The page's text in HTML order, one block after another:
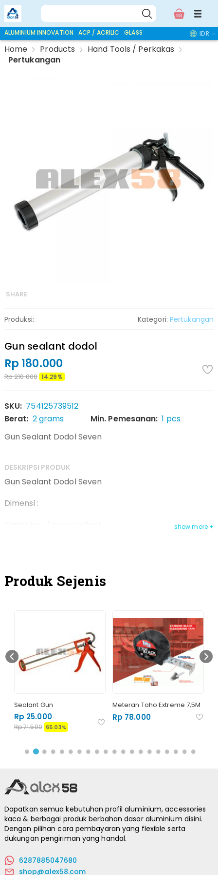
ALUMINIUM INNOVATION ACP / ACRILIC GLASS ACCESSORIES IDR
Home Products
Hand Tools / Perkakas
Pertukangan
SHARE
Produksi: Kategori: Pertukangan
Gun sealant dodol
Rp 180.000
Rp 210.000 14.29%
SKU: 754125739512
Berat: 2 grams Min. Pemesanan: 1 pcs
Gun Sealant Dodol Seven
DESKRIPSI PRODUK
Gun Sealant Dodol Seven
Dimensi :
Produk Sejenis
Sealant Gun
Rp 25.000
Rp 71.500 65.03%
Meteran Toho Extreme 7,5M
Rp 78.000
Dapatkan semua kebutuhan profil aluminium, accessories
kaca & berbagai produk berbahan dasar aluminium disini.
Dengan pilihan cara pembayaran yang flexible serta
dukungan pengiriman yang handal.
6287885047680
shop@alex58.com